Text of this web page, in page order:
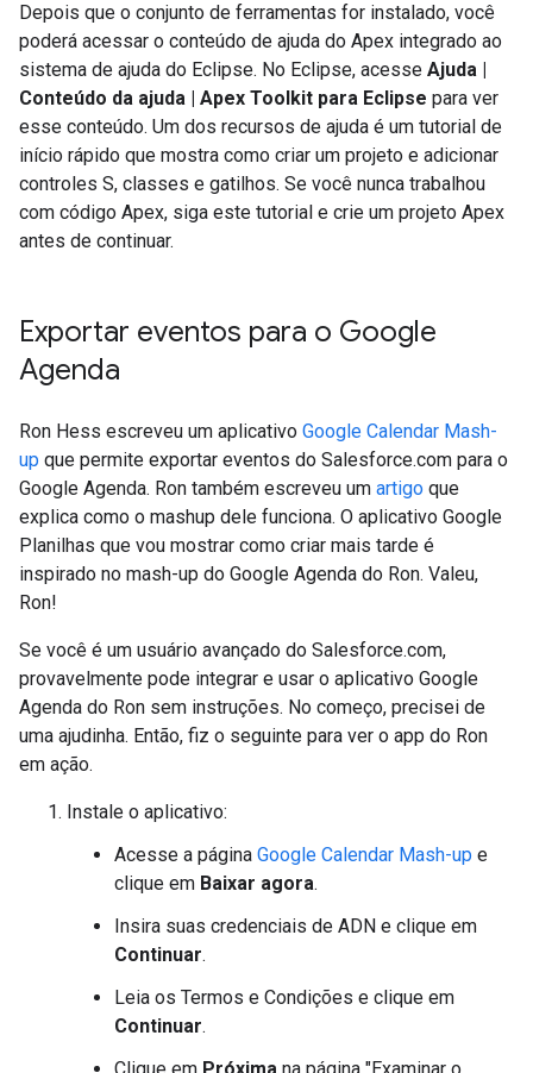
Depois que o conjunto de ferramentas for instalado, você
poderá acessar o conteúdo de ajuda do Apex integrado ao
sistema de ajuda do Eclipse. No Eclipse, acesse Ajuda |
Conteúdo da ajuda | Apex Toolkit para Eclipse para ver
esse conteúdo. Um dos recursos de ajuda é um tutorial de
início rápido que mostra como criar um projeto e adicionar
controles S, classes e gatilhos. Se você nunca trabalhou
com código Apex, siga este tutorial e crie um projeto Apex
antes de continuar.
Exportar eventos para o Google
Agenda
Ron Hess escreveu um aplicativo Google Calendar Mash-
up que permite exportar eventos do Salesforce.com para o
Google Agenda. Ron também escreveu um artigo que
explica como o mashup dele funciona. O aplicativo Google
Planilhas que vou mostrar como criar mais tarde é
inspirado no mash-up do Google Agenda do Ron. Valeu,
Ron!
Se você é um usuário avançado do Salesforce.com,
provavelmente pode integrar e usar o aplicativo Google
Agenda do Ron sem instruções. No começo, precisei de
uma ajudinha. Então, fiz o seguinte para ver o app do Ron
em ação.
Instale o aplicativo:
Acesse a página Google Calendar Mash-up e
clique em Baixar agora.
Insira suas credenciais de ADN e clique em
Continuar.
Leia os Termos e Condições e clique em
Continuar.